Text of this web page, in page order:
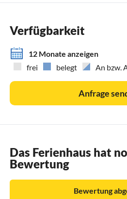
Verfügbarkeit
12 Monate anzeigen
frei
belegt An bzw.
Anfrage
Das Ferienhaus hat
Bewertung
Bewertung